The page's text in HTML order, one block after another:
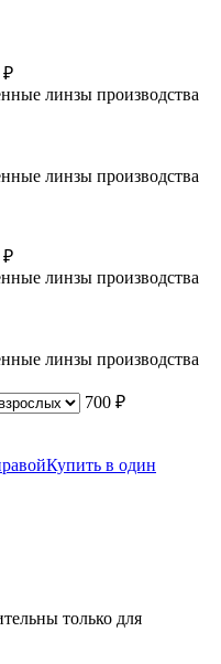
₽
линзы производства
линзы производства
₽
линзы производства
линзы производства
700 ₽
Купить в один
только для